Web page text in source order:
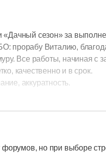
сезона есть опция
с основным
в течении пяти дней.
все будет хорошо!
закончилось на 39 день
на 21 день раньше!!!
за сервис и
мы были полные
Александру Химичу,
и Владимиру.
сезон» за
прорабу Виталию,
Все работы, начиная с
качественно и в срок.
аккуратность.
но при выборе